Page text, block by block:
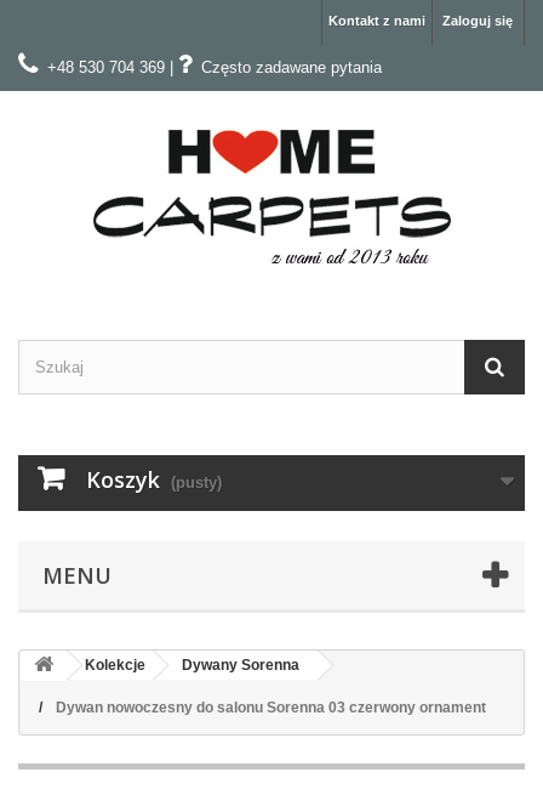
Zaloguj się
Kontakt z nami
+48 530 704 369 Często zadawane pytania
Koszyk (pusty)
MENU
Kolekcje Dywany Sorenna
Dywan nowoczesny do salonu Sorenna 03 czerwony ornament